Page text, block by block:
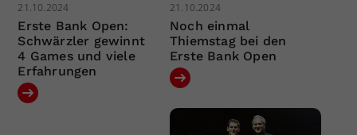
21.10.2024
Erste Bank Open:
Schwärzler gewinnt
4 Games und viele
Erfahrungen
21.10.2024
Noch einmal
Thiemstag bei den
Erste Bank Open